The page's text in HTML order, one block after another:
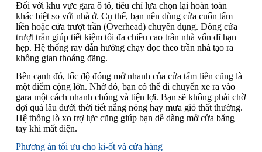
Đối với khu vực gara ô tô, tiêu chí lựa chọn lại hoàn toàn
khác biệt so với nhà ở. Cụ thể, bạn nên dùng cửa cuốn tấm
liền hoặc cửa trượt trần (Overhead) chuyên dụng. Dòng cửa
trượt trần giúp tiết kiệm tối đa chiều cao trần nhà vốn dĩ hạn
hẹp. Hệ thống ray dẫn hướng chạy dọc theo trần nhà tạo ra
không gian thoáng đãng.
Bên cạnh đó, tốc độ đóng mở nhanh của cửa tấm liền cũng là
một điểm cộng lớn. Nhờ đó, bạn có thể di chuyển xe ra vào
gara một cách nhanh chóng và tiện lợi. Bạn sẽ không phải chờ
đợi quá lâu dưới thời tiết nắng nóng hay mưa gió thất thường.
Hệ thống lò xo trợ lực cũng giúp bạn dễ dàng mở cửa bằng
tay khi mất điện.
Phương án tối ưu cho ki-ốt và cửa hàng